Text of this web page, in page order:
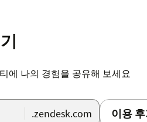
에 나의 경험을 공유해 보세요
.zendesk.com 이용